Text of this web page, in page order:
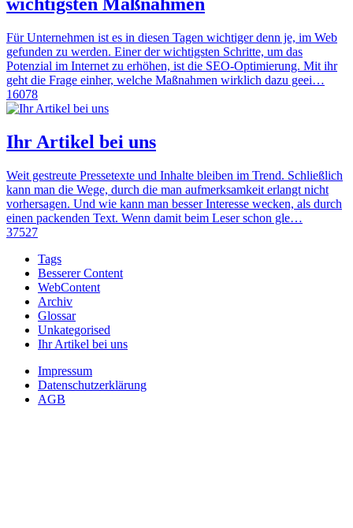
Für Unternehmen ist es in diesen Tagen wichtiger denn je, im Web
gefunden zu werden. Einer der wichtigsten Schritte, um das
Potenzial im Internet zu erhöhen, ist die SEO-Optimierung. Mit ihr
geht die Frage einher, welche Maßnahmen wirklich dazu geei…
16078
Ihr Artikel bei uns
Weit gestreute Pressetexte und Inhalte bleiben im Trend. Schließlich
kann man die Wege, durch die man aufmerksamkeit erlangt nicht
vorhersagen. Und wie kann man besser Interesse wecken, als durch
einen packenden Text. Wenn damit beim Leser schon gle…
37527
Tags
Besserer Content
WebContent
Archiv
Glossar
Unkategorised
Ihr Artikel bei uns
Impressum
Datenschutzerklärung
AGB